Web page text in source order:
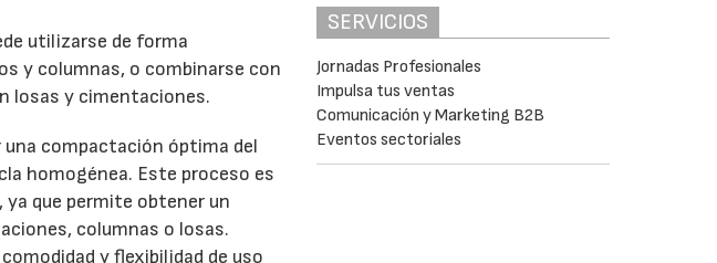
utilizarse de forma
y columnas, o combinarse con
losas y cimentaciones.
compactación óptima del
homogénea. Este proceso es
que permite obtener un
columnas o losas.
y flexibilidad de uso
SERVICIOS
Jornadas Profesionales
Impulsa tus ventas
Comunicación y Marketing B2B
Eventos sectoriales